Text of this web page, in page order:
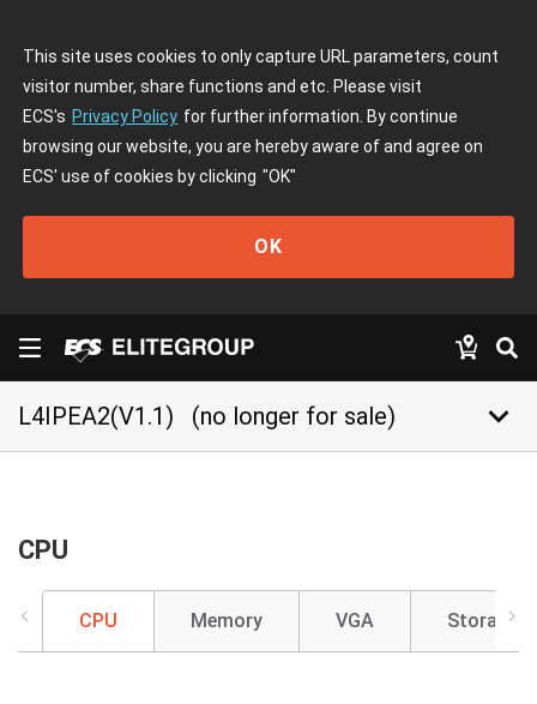
This site uses cookies to only capture URL parameters, count
visitor number, share functions and etc. Please visit
ECS's Privacy Policy for further information. By continue
browsing our website, you are hereby aware of and agree on
ECS' use of cookies by clicking "OK"
OK
L4IPEA2(V1.1) (no longer for sale) keyboard_arrow_down
CPU
CPU Memory VGA Storage